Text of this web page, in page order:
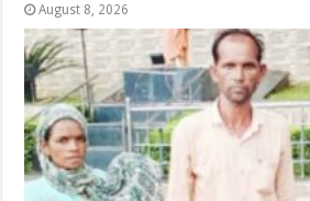
August 8, 2026